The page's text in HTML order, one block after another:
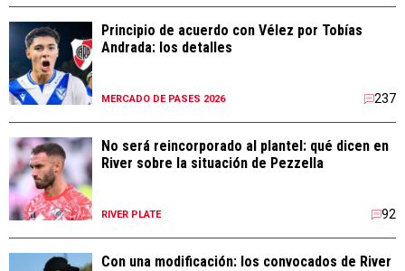
Principio de acuerdo con Vélez por Tobías
Andrada: los detalles
MERCADO DE PASES 2026 237
No será reincorporado al plantel: qué dicen en
River sobre la situación de Pezzella
RIVER PLATE 92
Con una modificación: los convocados de River